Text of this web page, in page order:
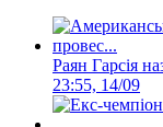
Раян Гарсія
23:55, 14/09